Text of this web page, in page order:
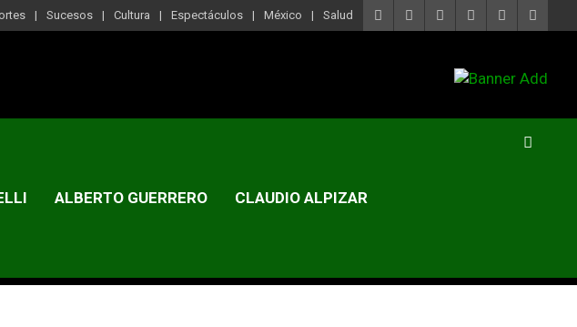
Sucesos Cultura Espectáculos México Salud
ALBERTO GUERRERO CLAUDIO ALPIZAR